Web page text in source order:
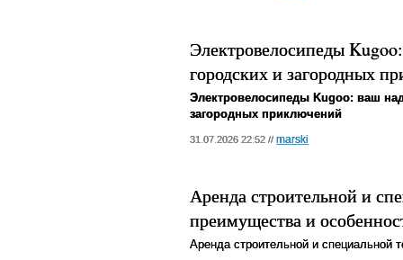
Электровелосипеды
городских и загородных
Электровелосипеды Kugoo: ваш
загородных приключений
31.07.2026 22:52 // marski
Аренда строительной и
преимущества и
Аренда строительной и специальной